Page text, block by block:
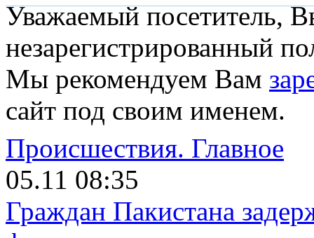
Уважаемый посетитель,
незарегистрированный
Мы рекомендуем Вам
сайт под своим именем.
Происшествия. Главное
05.11 08:35
Граждан Пакистана